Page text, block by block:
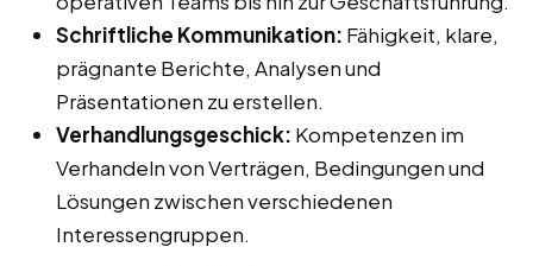
Schriftliche Kommunikation: Fähigkeit, klare,
prägnante Berichte, Analysen und
Präsentationen zu erstellen.
Verhandlungsgeschick: Kompetenzen im
Verhandeln von Verträgen, Bedingungen und
Lösungen zwischen verschiedenen
Interessengruppen.